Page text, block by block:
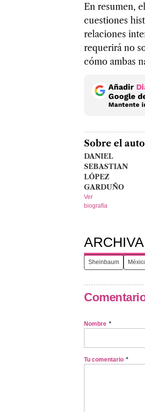
En resumen,
cuestiones
relaciones
requerirá no
cómo ambas
Añadir
Google
Mantente
Sobre el
DANIEL
SEBASTIAN
LÓPEZ
GARDUÑO
Ver
biografía
Sheinbaum
Nombre *
Tu comentario *